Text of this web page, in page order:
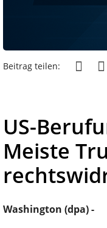
Beitrag teilen:
US-
Meiste
Washington (dpa) -